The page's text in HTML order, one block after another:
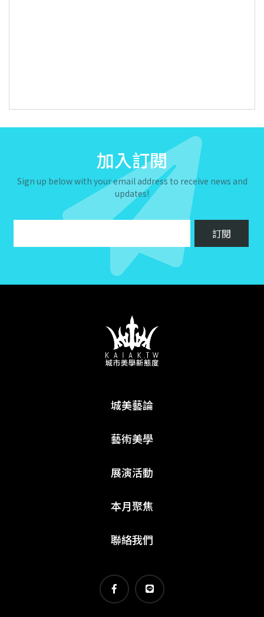
加入訂閱
Sign up below with your email address to receive news and
updates!
城美藝論
藝術美學
展演活動
本月聚焦
聯絡我們